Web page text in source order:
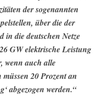
der sogenannten
über die der
in die deutschen Netze
GW elektrische Leistung
wenn auch alle
20 Prozent an
abgezogen werden.“